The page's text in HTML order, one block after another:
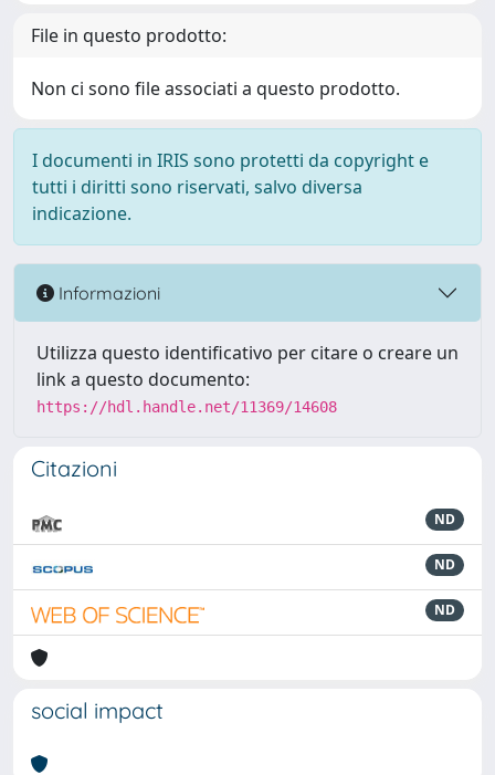
File in questo prodotto:
Non ci sono file associati a questo prodotto.
I documenti in IRIS sono protetti da copyright e
tutti i diritti sono riservati, salvo diversa
indicazione.
Informazioni
Utilizza questo identificativo per citare o creare un
link a questo documento:
https://hdl.handle.net/11369/14608
Citazioni
ND
ND
ND
social impact